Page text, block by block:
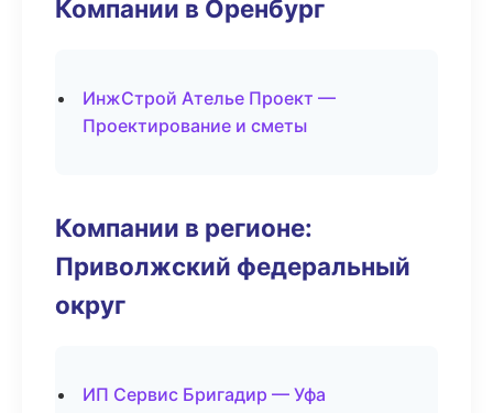
Компании в Оренбург
ИнжСтрой Ателье Проект —
Проектирование и сметы
Компании в регионе:
Приволжский федеральный
округ
ИП Сервис Бригадир — Уфа